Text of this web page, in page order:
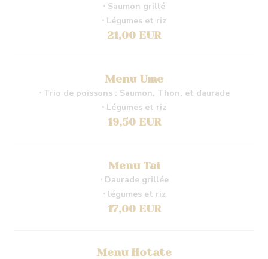
⋅ Saumon grillé
⋅ Légumes et riz
21,00 EUR
Menu Ume
⋅ Trio de poissons : Saumon, Thon, et daurade
⋅ Légumes et riz
19,50 EUR
Menu Tai
⋅ Daurade grillée
⋅ légumes et riz
17,00 EUR
Menu Hotate